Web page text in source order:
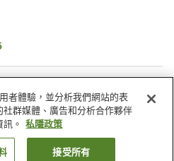
岩盤浴
水療/美容院
宇奈月溫泉 San 柳亭
客房
者體驗，並分析我們網站的表
群媒體、廣告和分析合作夥伴
。
私隱政策
接受所有